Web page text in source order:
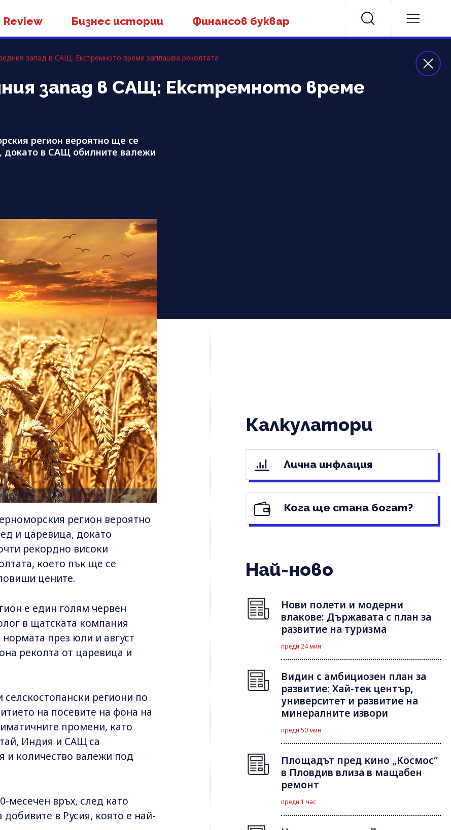
Review Бизнес истории Финансов буквар
запад в САЩ: Екстремното време заплашва реколтата
запад в САЩ: Екстремното време
регион вероятно ще се
докато в САЩ обилните валежи
регион вероятно
и царевица, докато
рекордно високи
което пък ще се
цените.
е един голям червен
в щатската компания
през юли и август
реколта от царевица и
региони по
на посевите на фона на
промени, като
Индия и САЩ са
и количество валежи под
месечен връх, след като
в Русия, която е най-
Калкулатори
Лична инфлация
Кога ще стана богат?
Най-ново
Нови полети и модерни
влакове: Държавата с план за
развитие на туризма
преди 24 мин
Видин с амбициозен план за
развитие: Хай-тек център,
университет и развитие на
минералните извори
преди 50 мин
Площадът пред кино „Космос“
в Пловдив влиза в мащабен
ремонт
преди 1 час